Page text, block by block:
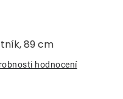
89 cm
hodnocení